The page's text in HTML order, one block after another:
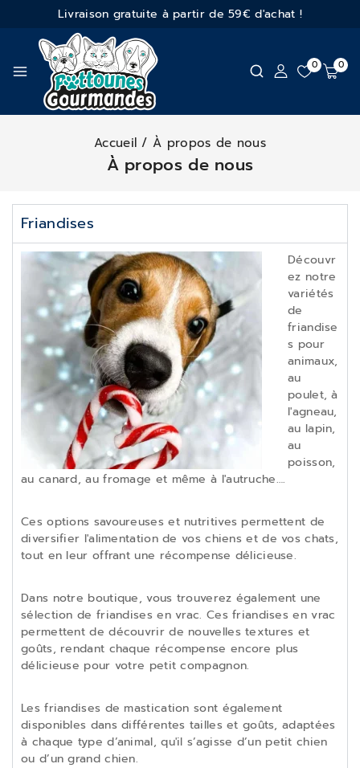
Livraison gratuite à partir de 59€ d'achat !
0 0
Accueil / À propos de nous
À propos de nous
Friandises
Découvr
ez notre
variétés
de
friandise
s pour
animaux,
au
poulet, à
l'agneau,
au lapin,
au
poisson,
au canard, au fromage et même à l'autruche….
Ces options savoureuses et nutritives permettent de
diversifier l'alimentation de vos chiens et de vos chats,
tout en leur offrant une récompense délicieuse.
Dans notre boutique, vous trouverez également une
sélection de friandises en vrac. Ces friandises en vrac
permettent de découvrir de nouvelles textures et
goûts, rendant chaque récompense encore plus
délicieuse pour votre petit compagnon.
Les friandises de mastication sont également
disponibles dans différentes tailles et goûts, adaptées
à chaque type d’animal, qu'il s’agisse d’un petit chien
ou d’un grand chien.